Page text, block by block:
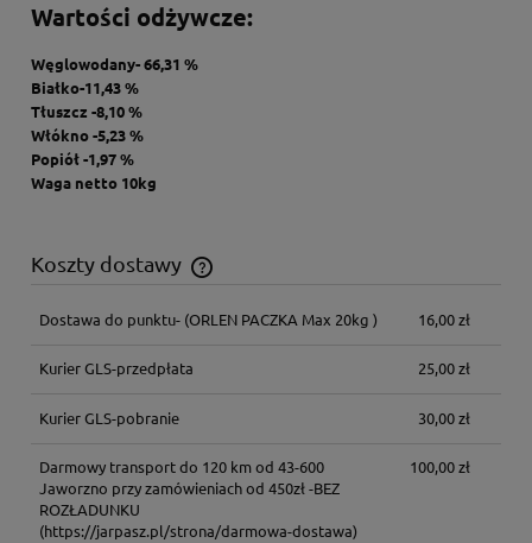
Wartości odżywcze:
Węglowodany- 66,31 %
Białko-11,43 %
Tłuszcz -8,10 %
Włókno -5,23 %
Popiół -1,97 %
Waga netto 10kg
Koszty dostawy
Cena nie zawiera ewentualnych kosztów płatności
Dostawa do punktu-(ORLEN PACZKA Max 20kg ) 16,00 zł
Kurier GLS-przedpłata 25,00 zł
Kurier GLS-pobranie 30,00 zł
Darmowy transport do 120 km od 43-600
Jaworzno przy zamówieniach od 450zł -BEZ
ROZŁADUNKU
(https://jarpasz.pl/strona/darmowa-dostawa)
100,00 zł